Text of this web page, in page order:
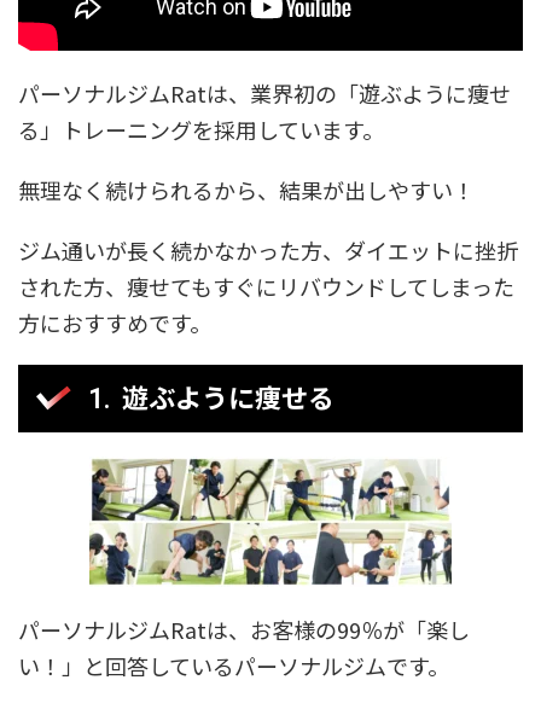
パーソナルジムRatは、業界初の「遊ぶように痩せ
る」トレーニングを採用しています。
無理なく続けられるから、結果が出しやすい！
ジム通いが長く続かなかった方、ダイエットに挫折
された方、痩せてもすぐにリバウンドしてしまった
方におすすめです。
遊ぶように痩せる
パーソナルジムRatは、お客様の99％が「楽し
い！」と回答しているパーソナルジムです。